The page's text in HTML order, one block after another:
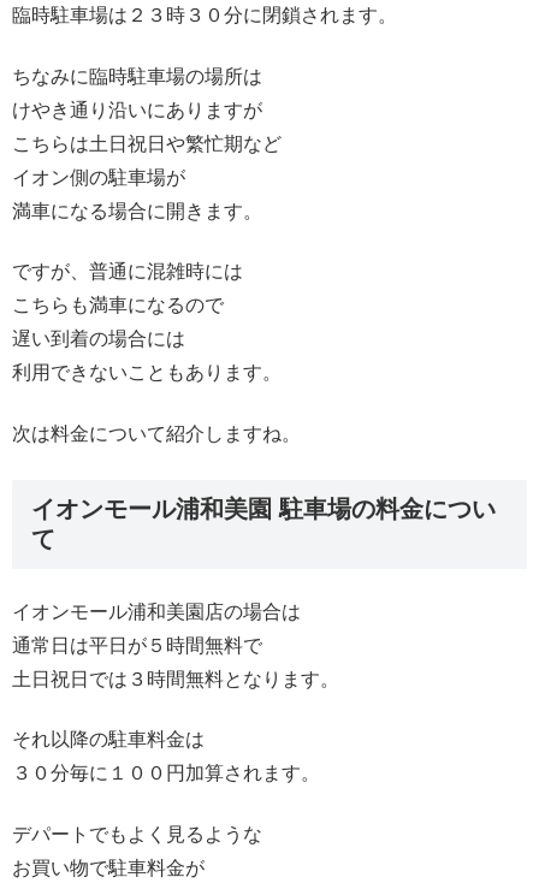
臨時駐車場は２３時３０分に閉鎖されます。
ちなみに臨時駐車場の場所は
けやき通り沿いにありますが
こちらは土日祝日や繁忙期など
イオン側の駐車場が
満車になる場合に開きます。
ですが、普通に混雑時には
こちらも満車になるので
遅い到着の場合には
利用できないこともあります。
次は料金について紹介しますね。
イオンモール浦和美園 駐車場の料金につい
て
イオンモール浦和美園店の場合は
通常日は平日が５時間無料で
土日祝日では３時間無料となります。
それ以降の駐車料金は
３０分毎に１００円加算されます。
デパートでもよく見るような
お買い物で駐車料金が